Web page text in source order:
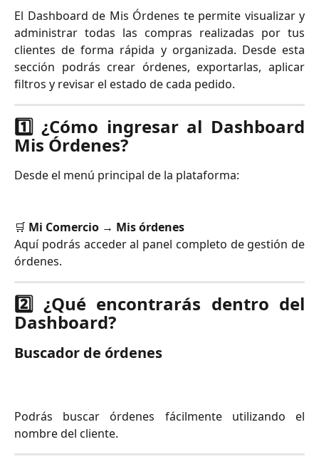
El Dashboard de Mis Órdenes te permite visualizar y
administrar todas las compras realizadas por tus
clientes de forma rápida y organizada. Desde esta
sección podrás crear órdenes, exportarlas, aplicar
filtros y revisar el estado de cada pedido.
1️⃣ ¿Cómo ingresar al Dashboard
Mis Órdenes?
Desde el menú principal de la plataforma:
🛒 Mi Comercio → Mis órdenes
Aquí podrás acceder al panel completo de gestión de
órdenes.
2️⃣ ¿Qué encontrarás dentro del
Dashboard?
Buscador de órdenes
Podrás buscar órdenes fácilmente utilizando el
nombre del cliente.